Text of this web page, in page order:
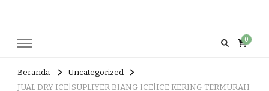
0
Beranda
Uncategorized
JUAL DRY ICE|SUPLIYER BIANG ICE|ICE KERING TERMURAH